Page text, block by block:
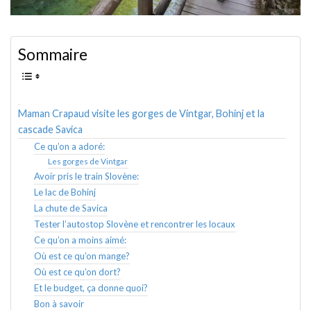
Sommaire
Maman Crapaud visite les gorges de Vintgar, Bohinj et la
cascade Savica
Ce qu’on a adoré:
Les gorges de Vintgar
Avoir pris le train Slovène:
Le lac de Bohinj
La chute de Savica
Tester l’autostop Slovène et rencontrer les locaux
Ce qu’on a moins aimé:
Où est ce qu’on mange?
Où est ce qu’on dort?
Et le budget, ça donne quoi?
Bon à savoir